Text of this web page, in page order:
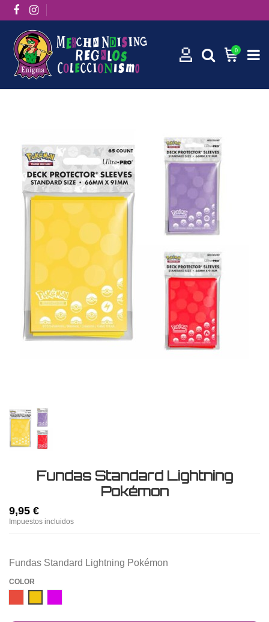
0
Fundas Standard Lightning
Pokémon
9,95 €
Impuestos incluidos
Fundas Standard Lightning Pokémon
COLOR